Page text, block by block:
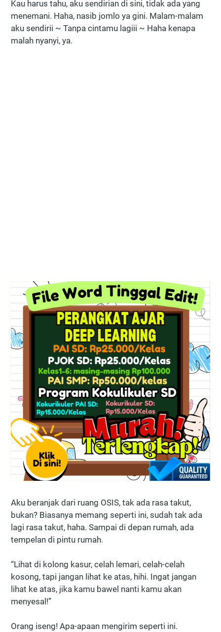
Kau harus tahu, aku sendirian di sini, tidak ada yang
menemani. Haha, nasib jomlo ya gini. Malam-malam
aku sendirii ~ Tanpa cintamu lagiii ~ Haha kenapa
malah nyanyi, ya.
Aku beranjak dari ruang OSIS, tak ada rasa takut,
bukan? Biasanya memang seperti ini, sudah tak ada
lagi rasa takut, haha. Sampai di depan rumah, ada
tempelan di pintu rumah.
“Lihat di kolong kasur, celah lemari, celah-celah
kosong, tapi jangan lihat ke atas, hihi. Ingat jangan
lihat ke atas, jika kamu bawel nanti kamu akan
menyesal!”
Orang iseng! Apa-apaan mengirim seperti ini.